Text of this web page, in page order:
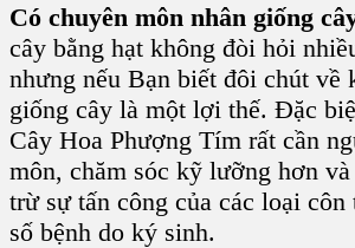
Có chuyên môn nhân giống
cây bằng hạt không đòi hỏi
nhưng nếu Bạn biết đôi chút về
giống cây là một lợi thế. Đặc
Cây Hoa Phượng Tím rất cần
môn, chăm sóc kỹ lưỡng hơn
trừ sự tấn công của các loại
số bệnh do ký sinh.